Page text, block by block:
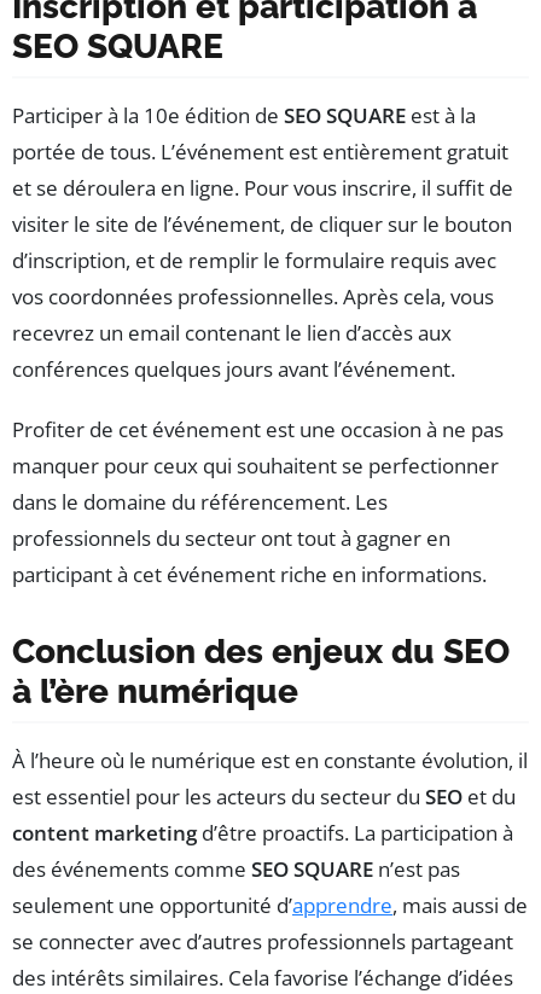
SEO SQUARE
Participer à la 10e édition de SEO SQUARE est à la
portée de tous. L’événement est entièrement gratuit
et se déroulera en ligne. Pour vous inscrire, il suffit de
visiter le site de l’événement, de cliquer sur le bouton
d’inscription, et de remplir le formulaire requis avec
vos coordonnées professionnelles. Après cela, vous
recevrez un email contenant le lien d’accès aux
conférences quelques jours avant l’événement.
Profiter de cet événement est une occasion à ne pas
manquer pour ceux qui souhaitent se perfectionner
dans le domaine du référencement. Les
professionnels du secteur ont tout à gagner en
participant à cet événement riche en informations.
Conclusion des enjeux du SEO
à l’ère numérique
À l’heure où le numérique est en constante évolution, il
est essentiel pour les acteurs du secteur du SEO et du
content marketingd’être proactifs. La participation à
des événements comme SEO SQUARE n’est pas
seulement une opportunité d’apprendre, mais aussi de
se connecter avec d’autres professionnels partageant
des intérêts similaires. Cela favorise l’échange d’idées